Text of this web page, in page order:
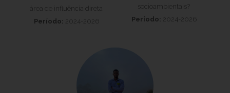
área de influência direta
Período: 2024-2026
socioambientais?
Período: 2024-2026